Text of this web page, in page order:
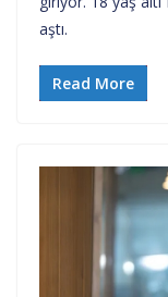
aştı.
Read More